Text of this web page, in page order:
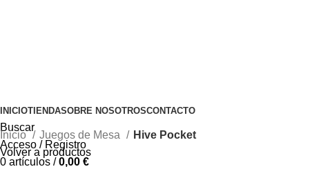
INICIOTIENDASOBRE NOSOTROSCONTACTO
Buscar
Acceso / Registro
0 artículos / 0,00 €
Inicio Juegos de Mesa
Hive Pocket
Volver a productos